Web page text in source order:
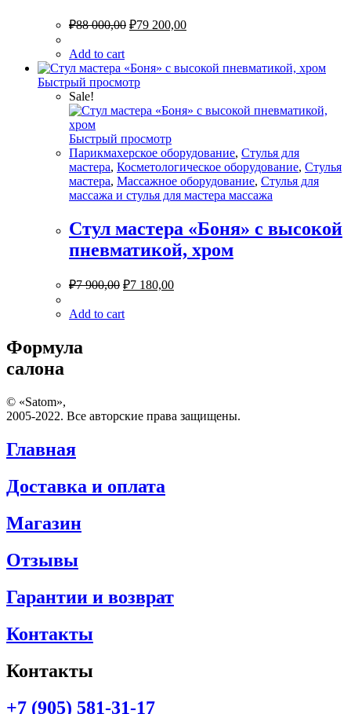
₽88 000,00 ₽79 200,00
Add to cart
Быстрый просмотр
Sale!
Быстрый просмотр
Парикмахерское оборудование, Стулья для
мастера, Косметологическое оборудование, Стулья
мастера, Массажное оборудование, Стулья для
массажа и стулья для мастера массажа
Стул мастера «Боня» с высокой
пневматикой, хром
₽7 900,00 ₽7 180,00
Add to cart
Формула
салона
© «Satom»,
2005-2022. Все авторские права защищены.
Главная
Доставка и оплата
Магазин
Отзывы
Гарантии и возврат
Контакты
Контакты
+7 (905) 581-31-17